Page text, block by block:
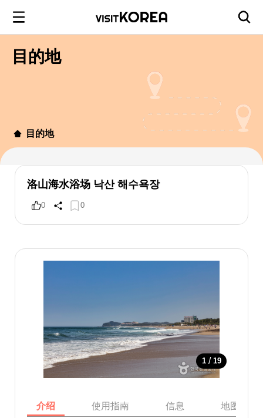
目的地
目的地
洛山海水浴场 낙산 해수욕장
0 0
1 / 19
介绍 使用指南 信息 地图